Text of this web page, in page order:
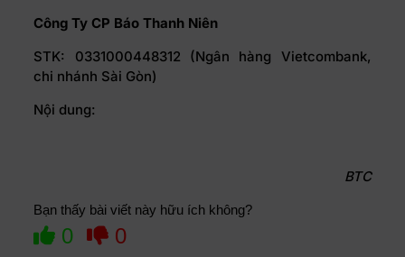
Công Ty CP Báo Thanh Niên
STK: 0331000448312 (Ngân hàng Vietcombank,
chi nhánh Sài Gòn)
Nội dung:
BTC
Bạn thấy bài viết này hữu ích không?
0 0